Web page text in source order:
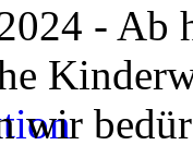
- Ab
wir